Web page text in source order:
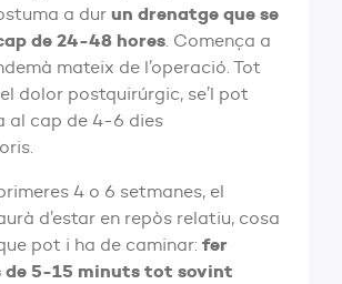
a dur un drenatge que se
de 24-48 hores . Comença a
mateix de l’operació. Tot
dolor postquirúrgic, se’l pot
al cap de 4-6 dies
4 o 6 setmanes, el
d’estar en repòs relatiu, cosa
pot i ha de caminar: fer
de 5-15 minuts tot sovint